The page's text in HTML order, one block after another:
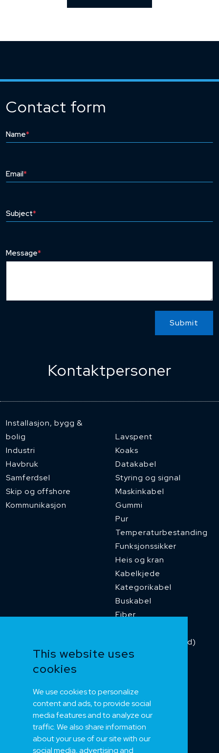
This website uses
cookies
We use cookies to personalize
content and ads, to provide social
media features and to analyze our
traffic. We also share information
about your use of our site with our
social media, advertising and
Contact form
Name*
Email*
Subject*
Message*
Submit
Kontaktpersoner
Installasjon, bygg &
bolig
Industri
Havbruk
Samferdsel
Skip og offshore
Kommunikasjon
Lavspent
Koaks
Datakabel
Styring og signal
Maskinkabel
Gummi
Pur
Temperaturbestanding
Funksjonssikker
Heis og kran
Kabelkjede
Kategorikabel
Buskabel
Fiber
Kombikabel (Hybrid)
Dnv sertifisert
Merker 2
Merker 4